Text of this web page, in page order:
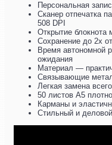
Персональная
Сканер отпечатка
508 DPI
Открытие блокнота
Сохранение до 2х
Время автономной
ожидания
Материал —
Связывающие
Легкая замена
50 листов A5
Карманы и
Стильный и